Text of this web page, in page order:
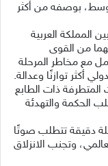
بوصفه من أكثر
المملكة العربية
من القوى
مع مخاطر المرحلة
أكثر توازنًا وعدالة.
ذات الطابع
الحكمة والتهدئة
دقيقة تتطلب صوتًا
وتجنب الانزلاق